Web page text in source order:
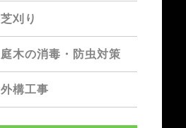
芝刈り
庭⽊の消毒・防⾍対策
外構⼯事